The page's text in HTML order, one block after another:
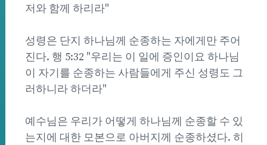
저와 함께 하리라"
성령은 단지 하나님께 순종하는 자에게만 주어
진다. 행 5:32 "우리는 이 일에 증인이요 하나님
이 자기를 순종하는 사람들에게 주신 성령도 그
러하니라 하더라"
예수님은 우리가 어떻게 하나님께 순종할 수 있
는지에 대한 모본으로 아버지께 순종하셨다. 히